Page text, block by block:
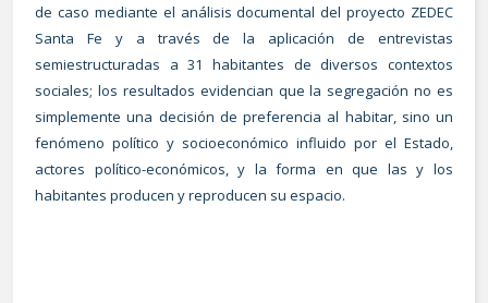
de caso mediante el análisis documental del proyecto ZEDEC
Santa Fe y a través de la aplicación de entrevistas
semiestructuradas a 31 habitantes de diversos contextos
sociales; los resultados evidencian que la segregación no es
simplemente una decisión de preferencia al habitar, sino un
fenómeno político y socioeconómico influido por el Estado,
actores político-económicos, y la forma en que las y los
habitantes producen y reproducen su espacio.